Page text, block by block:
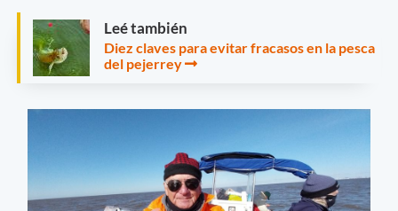
Leé también
Diez claves para evitar fracasos en la pesca
del pejerrey